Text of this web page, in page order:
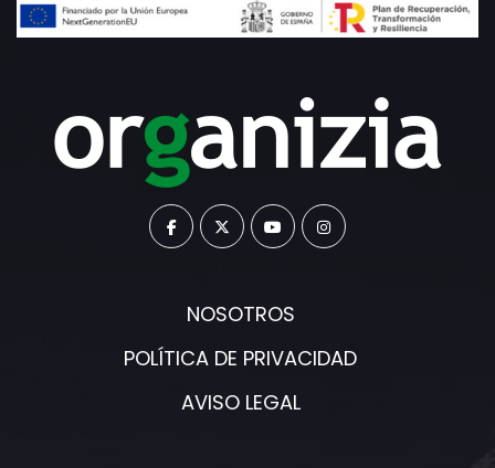
NOSOTROS
POLÍTICA DE PRIVACIDAD
AVISO LEGAL